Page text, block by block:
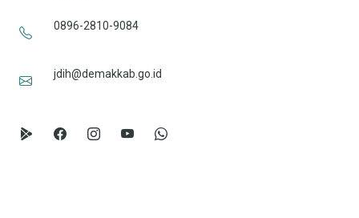
0896-2810-9084
jdih@demakkab.go.id